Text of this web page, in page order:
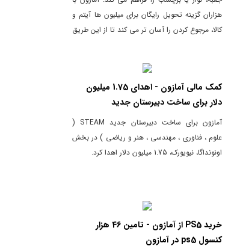
هزاران گزینه تحویل رایگان برای میلیون ها آیتم و
کالا، مرجوع کردن را آسان تر می کند تا از این طریق
مشتریان خود افزوده و دامنه فعالیت های خود را با
کیفیت بیشتر، گسترش دهد.
کمک مالی آمازون - اهدای 1.75 میلیون
دلار برای ساخت دبیرستان جدید
آمازون برای ساخت دبیرستان جدید STEAM (
علوم ، فناوری ، مهندسی ، هنر و ریاضی ) در بخش
اونونداگا، نیویورک، 1.75 میلیون دلار اهدا کرد.
خرید PS5 از آمازون - تامین 46 هزار
کنسول ps5 در آمازون